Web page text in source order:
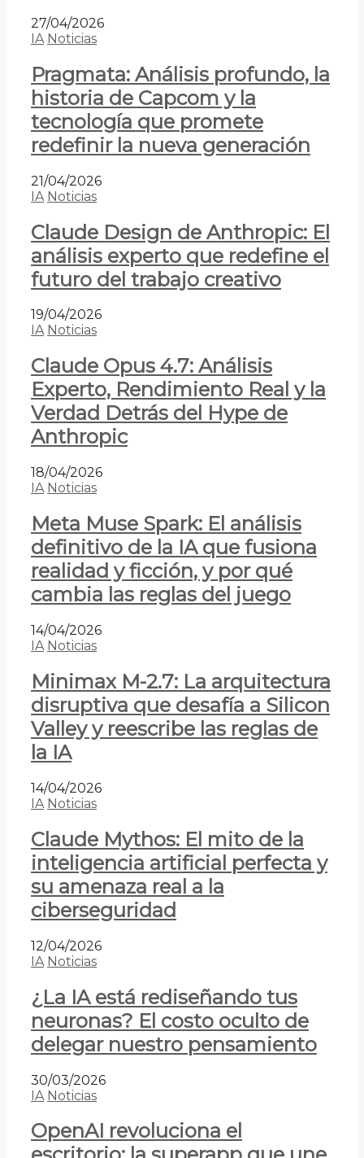
27/04/2026
IA Noticias
Pragmata: Análisis profundo, la
historia de Capcom y la
tecnología que promete
redefinir la nueva generación
21/04/2026
IA Noticias
Claude Design de Anthropic: El
análisis experto que redefine el
futuro del trabajo creativo
19/04/2026
IA Noticias
Claude Opus 4.7: Análisis
Experto, Rendimiento Real y la
Verdad Detrás del Hype de
Anthropic
18/04/2026
IA Noticias
Meta Muse Spark: El análisis
definitivo de la IA que fusiona
realidad y ficción, y por qué
cambia las reglas del juego
14/04/2026
IA Noticias
Minimax M-2.7: La arquitectura
disruptiva que desafía a Silicon
Valley y reescribe las reglas de
la IA
14/04/2026
IA Noticias
Claude Mythos: El mito de la
inteligencia artificial perfecta y
su amenaza real a la
ciberseguridad
12/04/2026
IA Noticias
¿La IA está rediseñando tus
neuronas? El costo oculto de
delegar nuestro pensamiento
30/03/2026
IA Noticias
OpenAI revoluciona el